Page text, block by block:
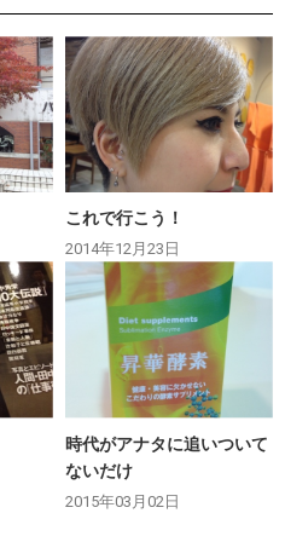
これで行こう！
2014年12月23日
時代がアナタに追いついて
ないだけ
2015年03月02日